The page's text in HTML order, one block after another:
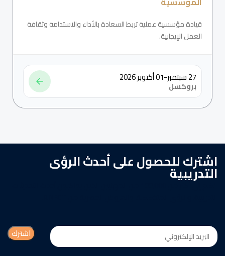
قيادة مؤسسية عملية تربط السعادة بالأداء والاستدامة وثقافة
العمل الإيجابية.
27 سبتمبر-01 أكتوبر 2026
بروكسل
اشترك للحصول على أحدث الرؤى
التدريبية